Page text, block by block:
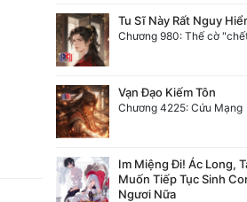
Tu Sĩ Này Rất Nguy
Chương 980: Thế cờ
Vạn Đạo Kiếm Tôn
Chương 4225: Cứu Mạng
Im Miệng Đi! Ác Long,
Muốn Tiếp Tục Sinh
Ngươi Nữa